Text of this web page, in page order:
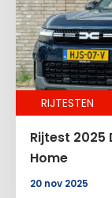
RIJTESTEN
Rijtest 2025
Home
20 nov 2025